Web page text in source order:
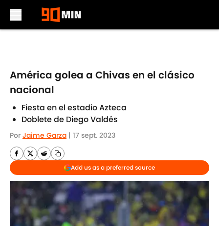
América golea a Chivas en el clásico
nacional
Fiesta en el estadio Azteca
Doblete de Diego Valdés
Por Jaime Garza | 17 sept. 2023
Add us as a preferred source